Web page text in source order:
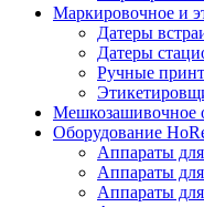
Маркировочное и
Датеры
Датеры
Ручные
Мешкозашивочное
Оборудование
Аппараты
Аппараты
Аппараты